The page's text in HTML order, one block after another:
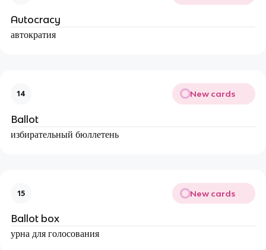
Autocracy
автократия
14 New cards
Ballot
избирательный бюллетень
15 New cards
Ballot box
урна для голосования